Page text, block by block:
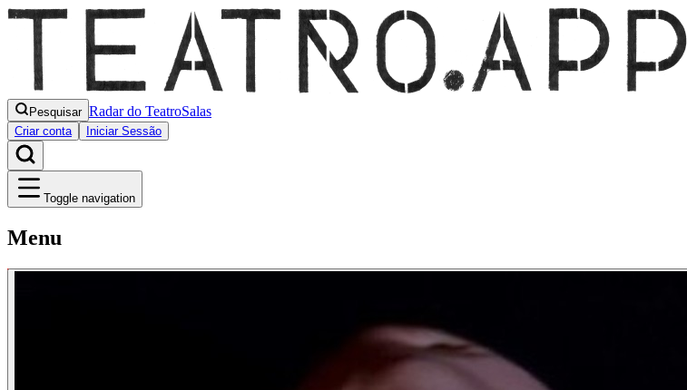
Pesquisar Radar do TeatroSalas
Criar conta Iniciar Sessão
Toggle navigation
Menu